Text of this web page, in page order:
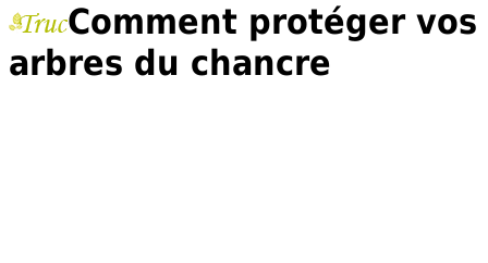
Comment protéger vos
arbres du chancre